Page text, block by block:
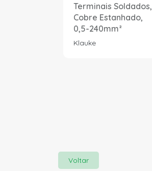
Terminais Soldados,
Cobre Estanhado,
0,5-240mm²
Klauke
Voltar